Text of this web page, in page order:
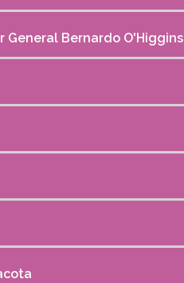
General Bernardo O'Higgins